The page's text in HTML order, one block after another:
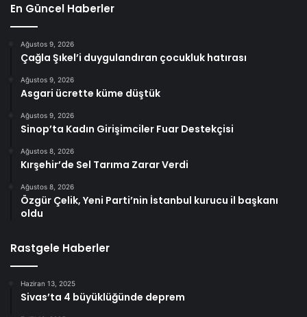
En Güncel Haberler
Ağustos 9, 2026
Çağla Şıkel’i duygulandıran çocukluk hatırası
Ağustos 9, 2026
Asgari ücrette küme düştük
Ağustos 9, 2026
Sinop’ta Kadın Girişimciler Fuar Destekçisi
Ağustos 8, 2026
Kırşehir’de Sel Tarıma Zarar Verdi
Ağustos 8, 2026
Özgür Çelik, Yeni Parti’nin İstanbul kurucu il başkanı
oldu
Rastgele Haberler
Haziran 13, 2025
Sivas’ta 4 büyüklüğünde deprem